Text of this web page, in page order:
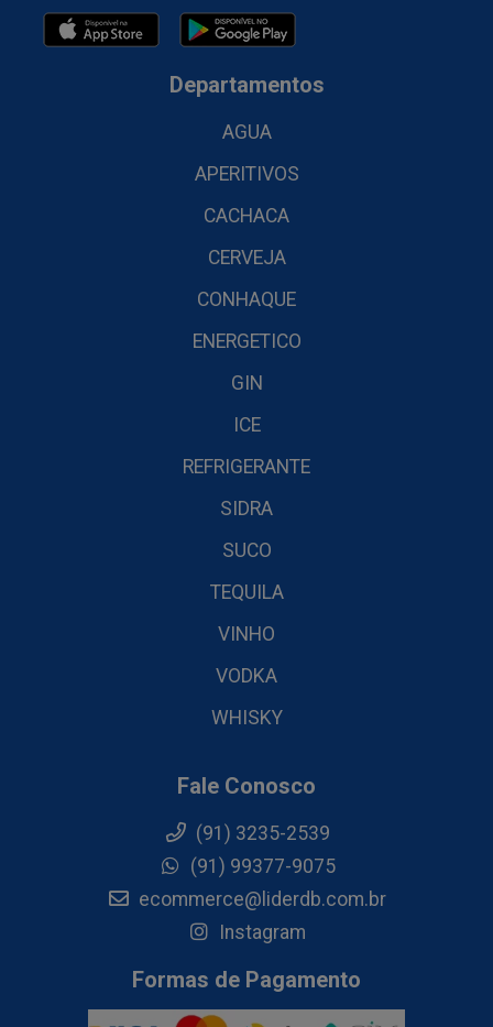
Departamentos
AGUA
APERITIVOS
CACHACA
CERVEJA
CONHAQUE
ENERGETICO
GIN
ICE
REFRIGERANTE
SIDRA
SUCO
TEQUILA
VINHO
VODKA
WHISKY
Fale Conosco
(91) 3235-2539
(91) 99377-9075
ecommerce@liderdb.com.br
Instagram
Formas de Pagamento